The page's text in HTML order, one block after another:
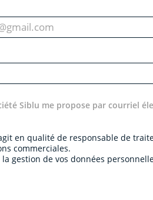
Siblu me propose par courriel
en qualité de responsable de
commerciales.
gestion de vos données